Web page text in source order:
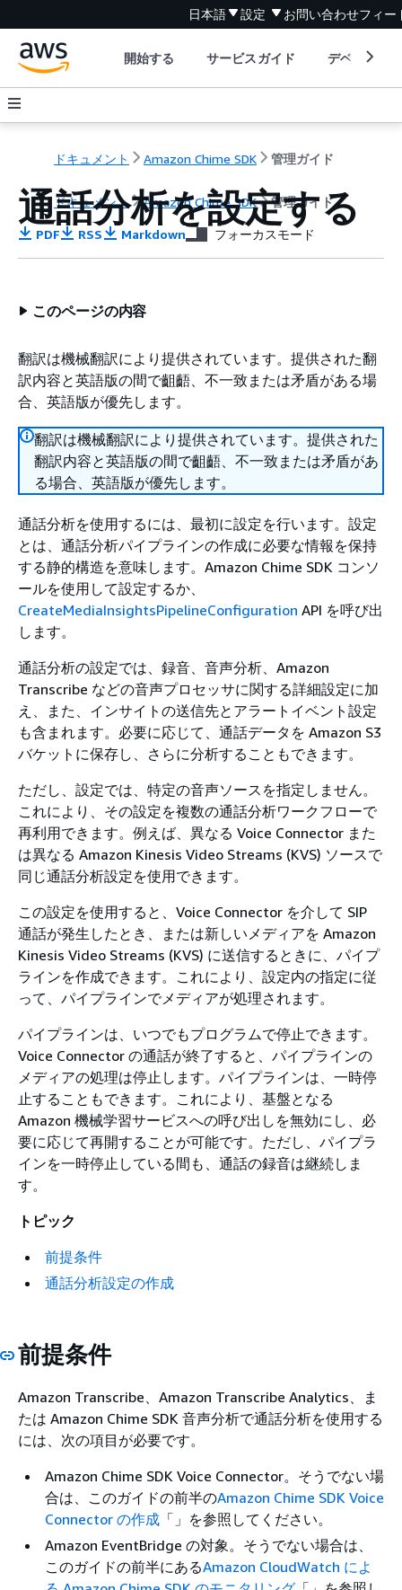
日本語 設定 お問い合わせフィー
開始する サービスガイド デベロッパ
ドキュメント Amazon Chime SDK 管理ガイド
ドキュメント Amazon Chime SDK 管理ガイド
通話分析を設定する
PDF RSS Markdown フォーカスモード
このページの内容
翻訳は機械翻訳により提供されています。提供された翻
訳内容と英語版の間で齟齬、不一致または矛盾がある場
合、英語版が優先します。
翻訳は機械翻訳により提供されています。提供された
翻訳内容と英語版の間で齟齬、不一致または矛盾があ
る場合、英語版が優先します。
通話分析を使用するには、最初に設定を行います。設定
とは、通話分析パイプラインの作成に必要な情報を保持
する静的構造を意味します。Amazon Chime SDK コンソ
ールを使用して設定するか、
CreateMediaInsightsPipelineConfiguration API を呼び出
します。
通話分析の設定では、録音、音声分析、Amazon
Transcribe などの音声プロセッサに関する詳細設定に加
え、また、インサイトの送信先とアラートイベント設定
も含まれます。必要に応じて、通話データを Amazon S3
バケットに保存し、さらに分析することもできます。
ただし、設定では、特定の音声ソースを指定しません。
これにより、その設定を複数の通話分析ワークフローで
再利用できます。例えば、異なる Voice Connector また
は異なる Amazon Kinesis Video Streams (KVS) ソースで
同じ通話分析設定を使用できます。
この設定を使用すると、Voice Connector を介して SIP
通話が発生したとき、または新しいメディアを Amazon
Kinesis Video Streams (KVS) に送信するときに、パイプ
ラインを作成できます。これにより、設定内の指定に従
って、パイプラインでメディアが処理されます。
パイプラインは、いつでもプログラムで停止できます。
Voice Connector の通話が終了すると、パイプラインの
メディアの処理は停止します。パイプラインは、一時停
止することもできます。これにより、基盤となる
Amazon 機械学習サービスへの呼び出しを無効にし、必
要に応じて再開することが可能です。ただし、パイプラ
インを一時停止している間も、通話の録音は継続しま
す。
トピック
前提条件
通話分析設定の作成
前提条件
Amazon Transcribe、Amazon Transcribe Analytics、ま
たは Amazon Chime SDK 音声分析で通話分析を使用する
には、次の項目が必要です。
Amazon Chime SDK Voice Connector。そうでない場
合は、このガイドの前半のAmazon Chime SDK Voice
Connector の作成 「」を参照してください。
Amazon EventBridge の対象。そうでない場合は、
このガイドの前半にあるAmazon CloudWatch によ